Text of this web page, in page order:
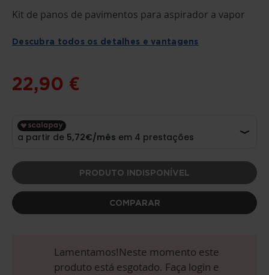
PARA
DA
Kit de panos de pavimentos para aspirador a vapor
Descubra todos os detalhes e vantagens
22,90 €
PRODUTO INDISPONÍVEL
COMPARAR
Lamentamos!Neste momento este
produto está esgotado. Faça login e